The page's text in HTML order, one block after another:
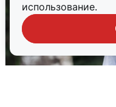
использование.